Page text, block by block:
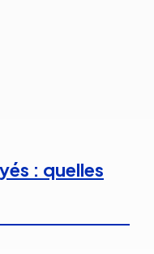
: quelles